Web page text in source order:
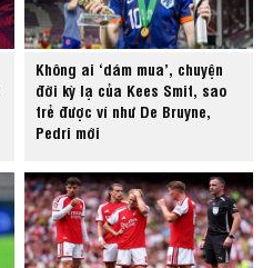
Không ai ‘dám mua’, chuyện
đời kỳ lạ của Kees Smit, sao
trẻ được ví như De Bruyne,
Pedri mới